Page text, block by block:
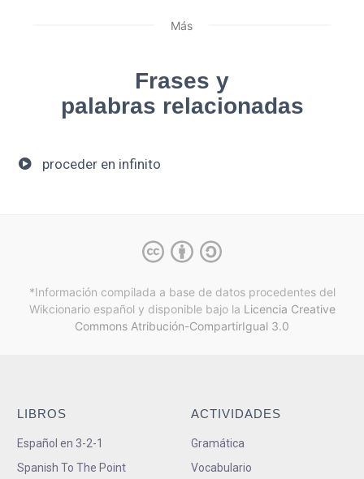
Más
Frases y
palabras relacionadas
proceder en infinito
*Información compilada a base de datos procedentes del
Wikcionario español y disponible bajo la Licencia Creative
Commons Atribución-CompartirIgual 3.0
LIBROS
Español en 3-2-1
Spanish To The Point
ACTIVIDADES
Gramática
Vocabulario